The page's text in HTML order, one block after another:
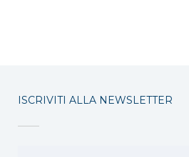
ISCRIVITI ALLA NEWSLETTER